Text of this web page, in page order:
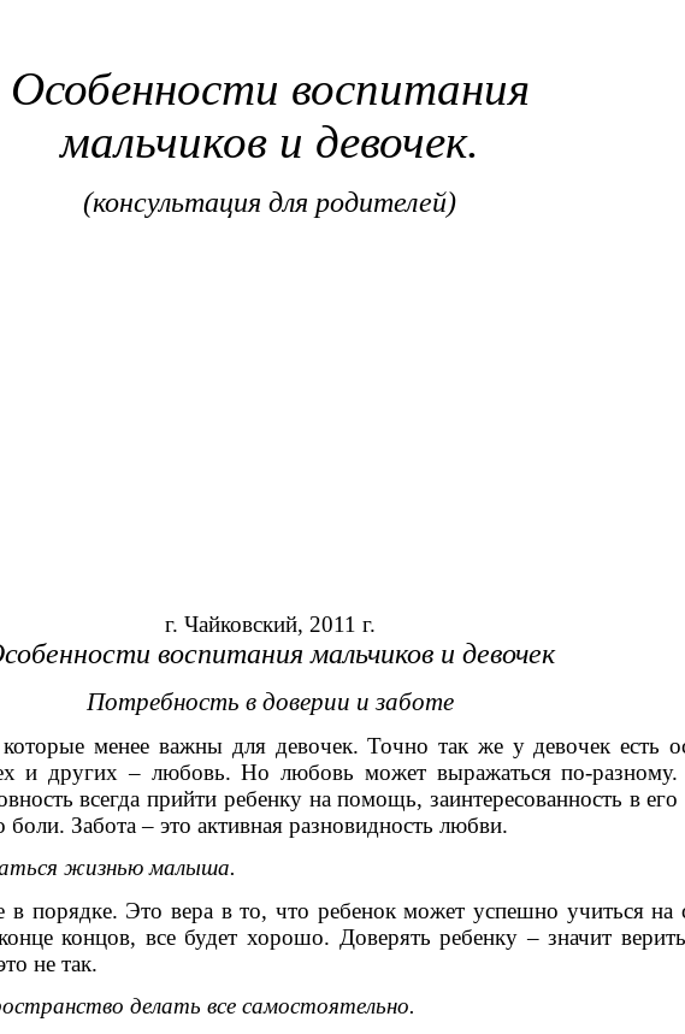
Особенности воспитания
мальчиков и девочек.
(консультация для родителей)
г. Чайковский, 2011 г.
воспитания мальчиков и девочек
Потребность в доверии и заботе
менее важны для девочек. Точно так же у девочек есть
и других – любовь. Но любовь может выражаться по-
всегда прийти ребенку на помощь, заинтересованность в
боли. Забота – это активная разновидность любви.
жизнью малыша.
в порядке. Это вера в то, что ребенок может успешно учиться
концов, все будет хорошо. Доверять ребенку – значит
не так.
делать все самостоятельно.